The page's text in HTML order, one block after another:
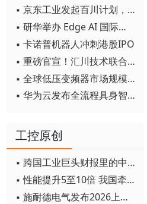
▪ 京东工业发起百川计划， 构建工业大模型新生态
▪ 研华举办 Edge AI 国际论坛
▪ 卡诺普机器人冲刺港股IPO
▪ 重磅官宣！汇川技术联合发起 D12 联盟，开创产教融合新范式
▪ 全球低压变频器市场规模2030年将超170亿美元
▪ 华为云发布全流程具身智能开发平台CloudRobo
工控原创
▪ 跨国工业巨头财报里的中国成绩单
▪ 性能提升5至10倍 我国牵头制定的WiTSnet工业以太网国际标准正式发布
▪ 施耐德电气发布2026上半年可持续发展成绩单 "Impact 2030"路线图开局稳健